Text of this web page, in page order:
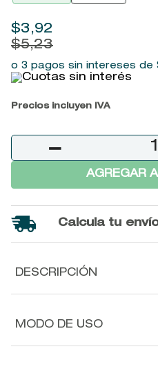
$3,92
$5,23
o 3 pagos sin intereses de
Precios incluyen IVA
－
AGREGAR
Calcula tu
DESCRIPCIÓN
MODO DE USO